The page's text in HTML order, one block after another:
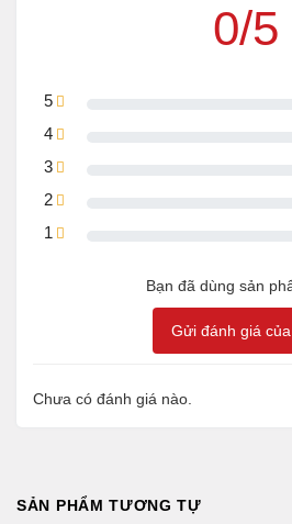
0/5
5
4
3
2
1
Bạn đã dùng sản
Gửi đánh giá
Chưa có đánh giá nào.
SẢN PHẨM TƯƠNG TỰ